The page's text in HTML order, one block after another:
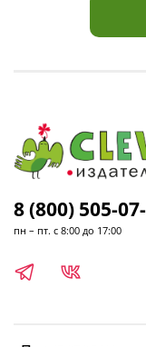
8 (800) 505-
пн – пт. с 8:00